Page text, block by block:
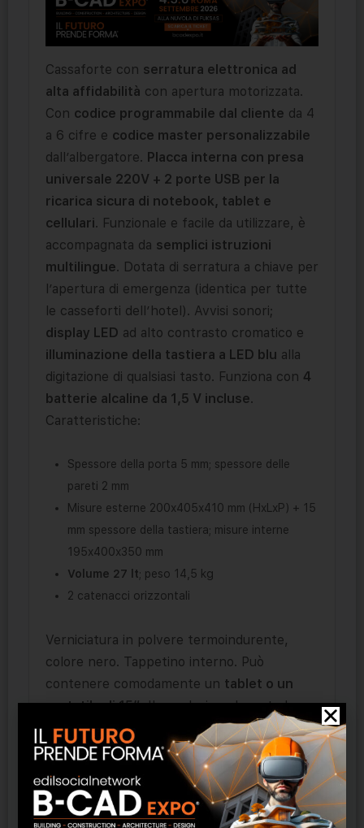
Cassaforte con serratura elettronica ad
alta affidabilità con apertura motorizzata.
Con codice programmabile dal cliente da 4
a 6 cifre e codice master personalizzabile
dall’albergatore. Placca interna con presa
universale 220V + 2 porte USB per la
ricarica sicura di notebook, tablet e
cellulari. Funzionale e facile da utilizzare, è
accompagnata da semplici istruzioni
multilingue. Dotata di serratura a chiave per
l’apertura di emergenza (identica per tutte
le casseforti dell’hotel). Avvisi sonori;
display LED ad alto contrasto cromatico e
illuminazione della tastiera a LED blu alla
digitazione di qualsiasi tasto. Funziona con 4
batterie alcaline da 1,5 V incluse.
Caratteristiche:
Spessore della porta 5 mm; spessore delle
pareti 2 mm
Misure esterne 200x405x410 mm (HxLxP) + 15
mm spessore della tastiera; misure interne
195x400x350 mm
Volume 27 lt; peso 14,5 kg
2 catenacci orizzontali
Verniciatura in polvere termoindurente,
colore nero. Tappetino interno. Può
contenere comodamente un tablet o un
portatile di 15″. Il suo design elegante la
rende perfetta per essere lasciata a vista
ma è predisposta anche per l’installazione
all’interno di un mobile. È dotata di fori di
ancoraggio sulla base e sullo schienale
(tasselli inclusi). Visualizzazione a display